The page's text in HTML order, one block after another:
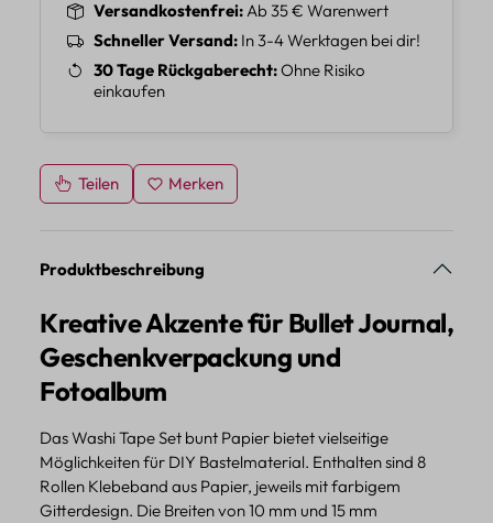
Versandkostenfrei Ab 35 € Warenwert
Schneller Versand In 3-4 Werktagen bei dir!
30 Tage Rückgaberecht Ohne Risiko
einkaufen
Teilen Merken
Produktbeschreibung
Kreative Akzente für Bullet Journal,
Geschenkverpackung und
Fotoalbum
Das Washi Tape Set bunt Papier bietet vielseitige
Möglichkeiten für DIY Bastelmaterial. Enthalten sind 8
Rollen Klebeband aus Papier, jeweils mit farbigem
Gitterdesign. Die Breiten von 10 mm und 15 mm